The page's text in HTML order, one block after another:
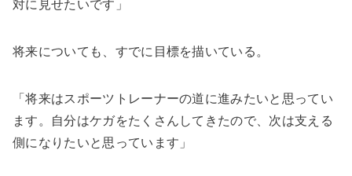
対に見せたいです」
将来についても、すでに目標を描いている。
「将来はスポーツトレーナーの道に進みたいと思ってい
ます。自分はケガをたくさんしてきたので、次は支える
側になりたいと思っています」